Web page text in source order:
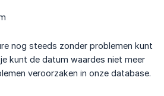
nog steeds zonder problemen kunt
kunt de datum waardes niet meer
veroorzaken in onze database.